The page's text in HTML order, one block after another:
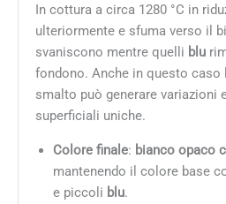
In cottura a circa 1280 °C in
ulteriormente e sfuma verso il
svaniscono mentre quelli blu
fondono. Anche in questo
smalto può generare variazioni
superficiali uniche.
Colore finale: bianco opaco
mantenendo il colore base
e piccoli blu.